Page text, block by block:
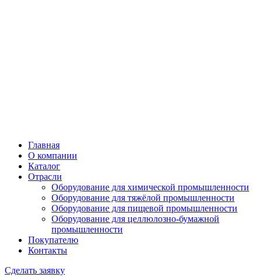
Главная
О компании
Каталог
Отрасли
Оборудование для химической промышленности
Оборудование для тяжёлой промышленности
Оборудование для пищевой промышленности
Оборудование для целлюлозно-бумажной
промышленности
Покупателю
Контакты
Сделать заявку